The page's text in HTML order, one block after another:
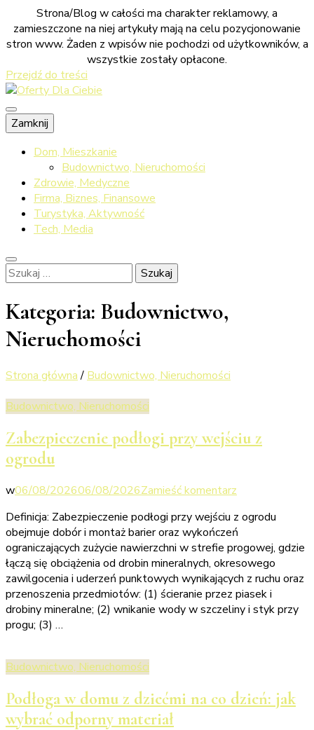
Strona/Blog w całości ma charakter reklamowy, a
zamieszczone na niej artykuły mają na celu pozycjonowanie
stron www. Żaden z wpisów nie pochodzi od użytkowników, a
wszystkie zostały opłacone.
Przejdź do treści
Oferty Dla
Ciebie
Sprawdź co dla ciebie przygotowaliśmy
Zamknij
Dom, Mieszkanie
Budownictwo, Nieruchomości
Zdrowie, Medyczne
Firma, Biznes, Finansowe
Turystyka, Aktywność
Tech, Media
Szukaj:
Kategoria: Budownictwo,
Nieruchomości
Strona główna / Budownictwo, Nieruchomości
Budownictwo, Nieruchomości
Zabezpieczenie podłogi przy wejściu z
ogrodu
w06/08/202606/08/2026Zamieść komentarz
Zabezpieczenie
podłogi
przy
wejściu
z
ogrodu
Definicja: Zabezpieczenie podłogi przy wejściu z ogrodu
obejmuje dobór i montaż barier oraz wykończeń
ograniczających zużycie nawierzchni w strefie progowej, gdzie
łączą się obciążenia od drobin mineralnych, okresowego
zawilgocenia i uderzeń punktowych wynikających z ruchu oraz
przenoszenia przedmiotów: (1) ścieranie przez piasek i
drobiny mineralne; (2) wnikanie wody w szczeliny i styk przy
progu; (3) …
Budownictwo, Nieruchomości
Podłoga w domu z dziećmi na co dzień: jak
wybrać odporny materiał